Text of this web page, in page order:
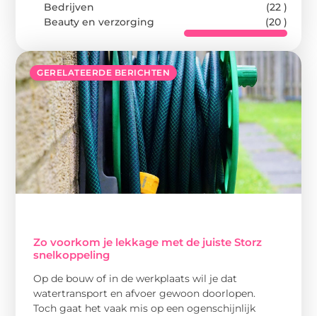
GERELATEERDE BERICHTEN
Zo voorkom je lekkage met de juiste Storz
snelkoppeling
Op de bouw of in de werkplaats wil je dat
watertransport en afvoer gewoon doorlopen.
Toch gaat het vaak mis op een ogenschijnlijk
Bedrijven
(22 )
Beauty en verzorging
(20 )